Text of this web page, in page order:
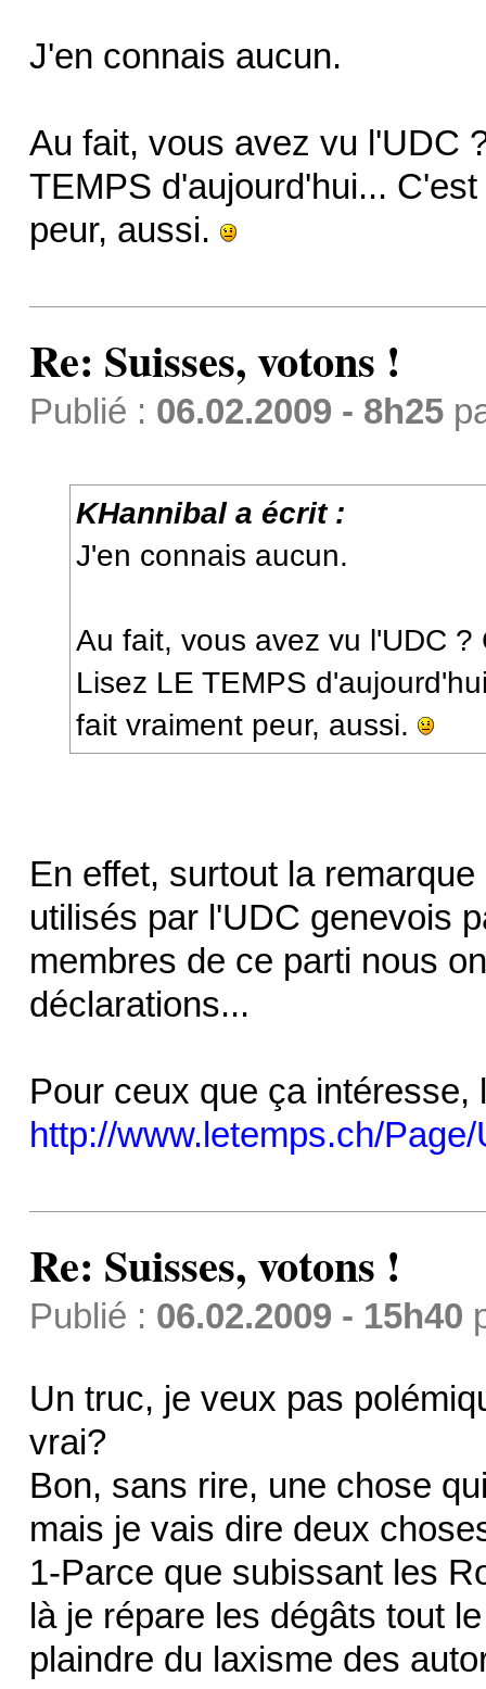
J'en connais aucun.
Au fait, vous avez vu l'UDC
TEMPS d'aujourd'hui...
peur, aussi.
Re: Suisses, votons !
Publié : 06.02.2009 - 8h25
KHannibal a écrit :
J'en connais aucun.
Au fait, vous avez vu l'UDC
Lisez LE TEMPS
fait vraiment peur, aussi.
En effet, surtout la
utilisés par l'UDC genevois
membres de ce parti nous
déclarations...
Pour ceux que ça intéresse,
http://www.letemps.ch/
Re: Suisses, votons !
Publié : 06.02.2009 - 15h40
Un truc, je veux pas
vrai?
Bon, sans rire, une chose
mais je vais dire deux
1-Parce que subissant les
là je répare les dégâts tout
plaindre du laxisme des